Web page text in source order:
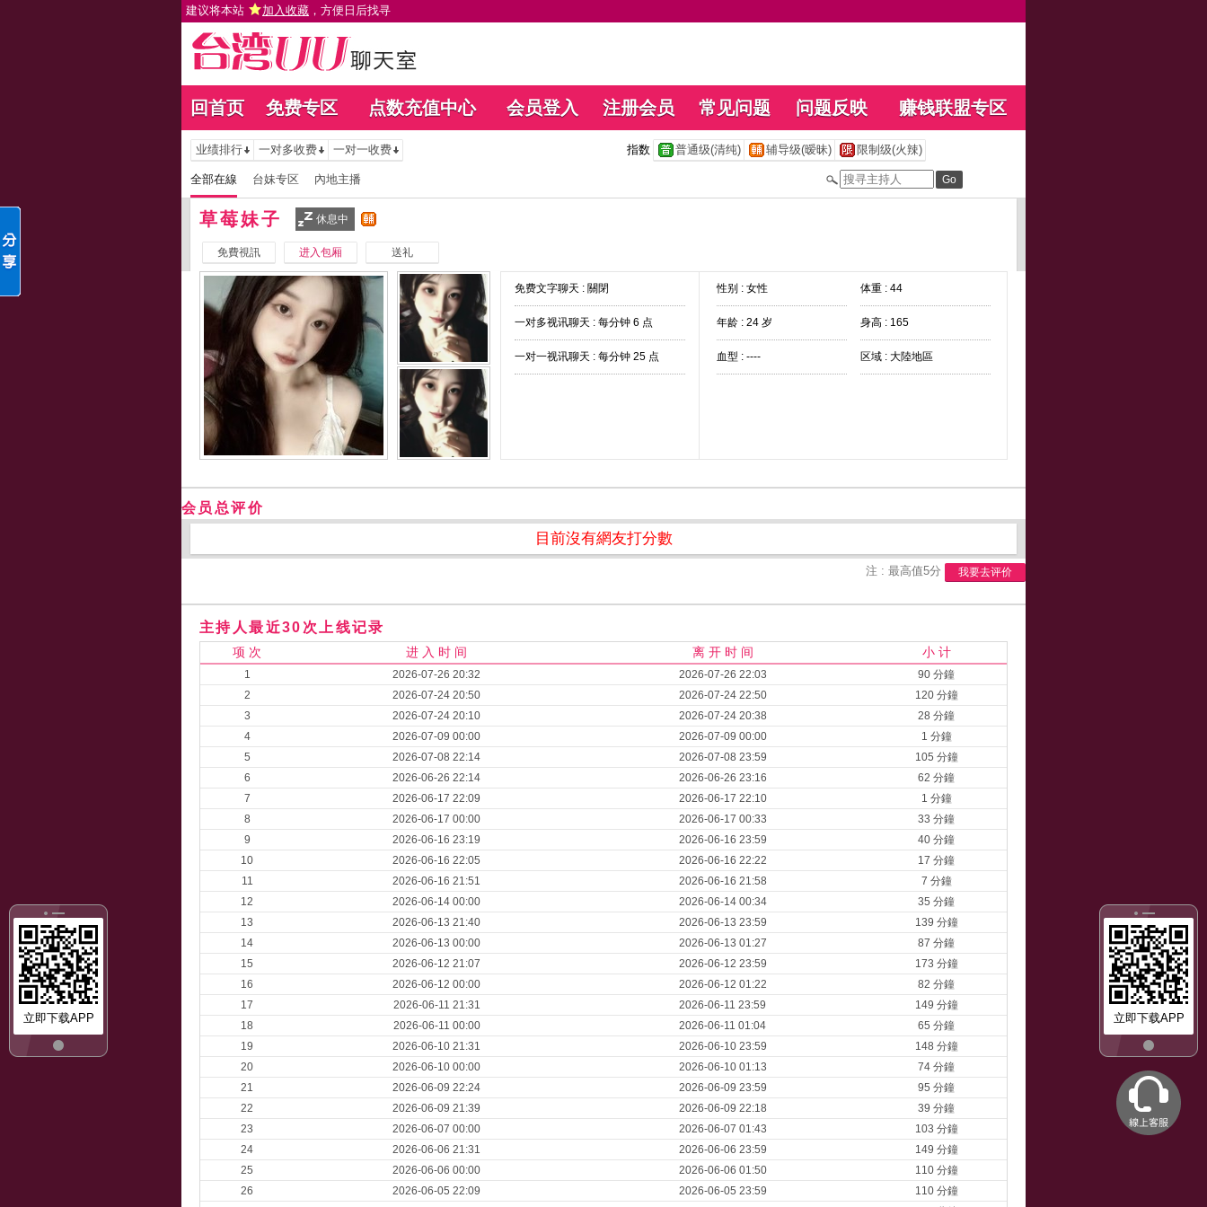
建议将本站 加入收藏 ，方便日后找寻
回首页 免费专区 点数充值中心 会员登入 注册会员 常见问题 问题反映 赚钱联盟专区
立即下载APP
立即下载APP
业绩排行 一对多收费 一对一收费 指数 普通级(清纯) 辅导级(暧昧) 限制级(火辣)
全部在線 台妹专区 內地主播
草莓妹子 休息中
免費視訊 进入包厢 送礼
免费文字聊天 : 關閉
一对多视讯聊天 : 每分钟 6 点
一对一视讯聊天 : 每分钟 25 点
性别 : 女性 体重 : 44
年龄 : 24 岁 身高 : 165
血型 : ---- 区域 : 大陸地區
会员总评价
目前沒有網友打分數
注 : 最高值5分 我要去评价
主持人最近30次上线记录
项 次 进 入 时 间 离 开 时 间 小 计
1 2026-07-26 20:32 2026-07-26 22:03
90 分鐘
2
2026-07-24 20:50 2026-07-24 22:50
120 分鐘
3
2026-07-24 20:10 2026-07-24 20:38
28 分鐘
4
2026-07-09 00:00 2026-07-09 00:00
1 分鐘
5
2026-07-08 22:14 2026-07-08 23:59
105 分鐘
6
2026-06-26 22:14 2026-06-26 23:16
62 分鐘
7
2026-06-17 22:09 2026-06-17 22:10
1 分鐘
8
2026-06-17 00:00 2026-06-17 00:33
33 分鐘
9
2026-06-16 23:19 2026-06-16 23:59
40 分鐘
10
2026-06-16 22:05 2026-06-16 22:22
17 分鐘
11
2026-06-16 21:51 2026-06-16 21:58
7 分鐘
12
2026-06-14 00:00 2026-06-14 00:34
35 分鐘
13
2026-06-13 21:40 2026-06-13 23:59
139 分鐘
14
2026-06-13 00:00 2026-06-13 01:27
87 分鐘
15
2026-06-12 21:07 2026-06-12 23:59
173 分鐘
16
2026-06-12 00:00 2026-06-12 01:22
82 分鐘
17
2026-06-11 21:31 2026-06-11 23:59
149 分鐘
18
2026-06-11 00:00 2026-06-11 01:04
65 分鐘
19
2026-06-10 21:31 2026-06-10 23:59
148 分鐘
20
2026-06-10 00:00 2026-06-10 01:13
74 分鐘
21
2026-06-09 22:24 2026-06-09 23:59
95 分鐘
22
2026-06-09 21:39 2026-06-09 22:18
39 分鐘
23
2026-06-07 00:00 2026-06-07 01:43
103 分鐘
24
2026-06-06 21:31 2026-06-06 23:59
149 分鐘
25
2026-06-06 00:00 2026-06-06 01:50
110 分鐘
26
2026-06-05 22:09 2026-06-05 23:59
110 分鐘